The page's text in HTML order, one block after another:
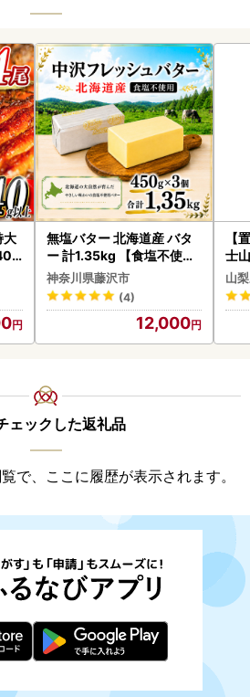
おりますが、山形市のお礼の品につ
したら、氏名、住所、電話番号など
トカードに関する情報を入力しない
。
、正規のふるさと納税専用サイトか
できます。
大
無塩バター 北海道産 バタ
ー 計1.35kg 【食塩不使用
】
神奈川県藤沢市
(4)
12,000
【
士
山
ェックした返礼品
で、ここに履歴が表示されます。